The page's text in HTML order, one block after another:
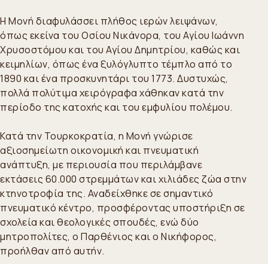
Η Μονή διαφυλάσσει πλήθος ιερών λειψάνων,
όπως εκείνα του Οσίου Νικάνορα, του Αγίου Ιωάννη
Χρυσοστόμου και του Αγίου Δημητρίου, καθώς και
κειμηλίων, όπως ένα ξυλόγλυπτο τέμπλο από το
1890 και ένα προσκυνητάρι του 1773. Δυστυχώς,
πολλά πολύτιμα χειρόγραφα χάθηκαν κατά την
περίοδο της κατοχής και του εμφυλίου πολέμου.
Κατά την Τουρκοκρατία, η Μονή γνώρισε
αξιοσημείωτη οικονομική και πνευματική
ανάπτυξη, με περιουσία που περιλάμβανε
εκτάσεις 60.000 στρεμμάτων και χιλιάδες ζώα στην
κτηνοτροφία της. Αναδείχθηκε σε σημαντικό
πνευματικό κέντρο, προσφέροντας υποστήριξη σε
σχολεία και θεολογικές σπουδές, ενώ δύο
μητροπολίτες, ο Παρθένιος και ο Νικήφορος,
προήλθαν από αυτήν.